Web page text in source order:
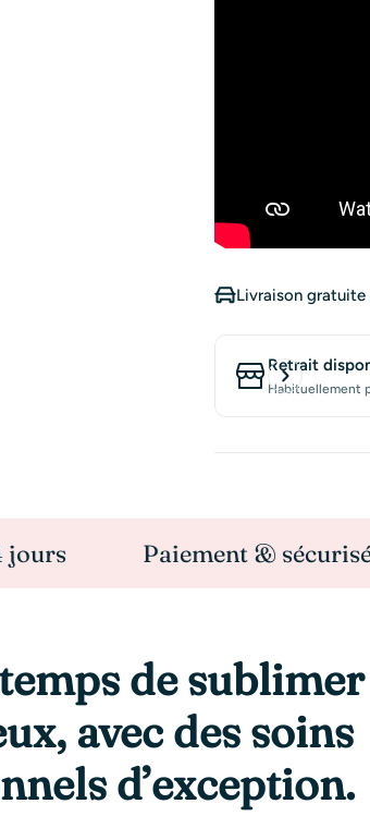
Livraison
Retrait
Habituellement
Paiement & sécurisé
de sublimer
avec des soins
d’exception.